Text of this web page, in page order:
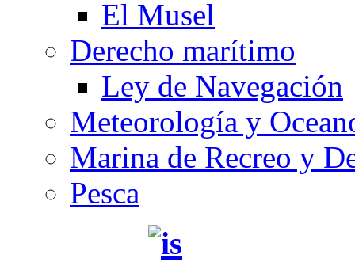
El Musel
Derecho marítimo
Ley de Navegación
Meteorología y
Marina de Recreo y
Pesca